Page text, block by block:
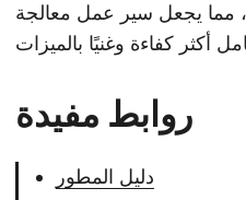
مما يجعل سير عمل معالجة
روابط مفيدة
دليل المطور